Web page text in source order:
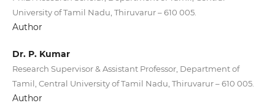
University of Tamil Nadu, Thiruvarur – 610 005.
Author
Dr. P. Kumar
Research Supervisor & Assistant Professor, Department of
Tamil, Central University of Tamil Nadu, Thiruvarur – 610 005.
Author